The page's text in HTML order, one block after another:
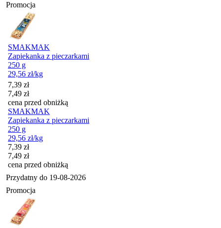
Promocja
SMAKMAK
Zapiekanka z pieczarkami
250 g
29,56 zł/kg
Cena promocyjna
7,39 zł
7,49 zł
cena przed obniżką
SMAKMAK
Zapiekanka z pieczarkami
250 g
29,56 zł/kg
Cena promocyjna
7,39 zł
7,49 zł
cena przed obniżką
Przydatny do 19-08-2026
Promocja